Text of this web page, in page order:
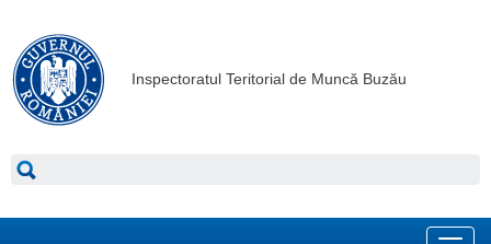
Inspectoratul Teritorial de Muncă Buzău